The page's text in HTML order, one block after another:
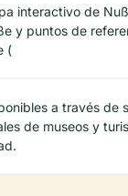
interactivo de
y puntos de
(
a través de
de museos y